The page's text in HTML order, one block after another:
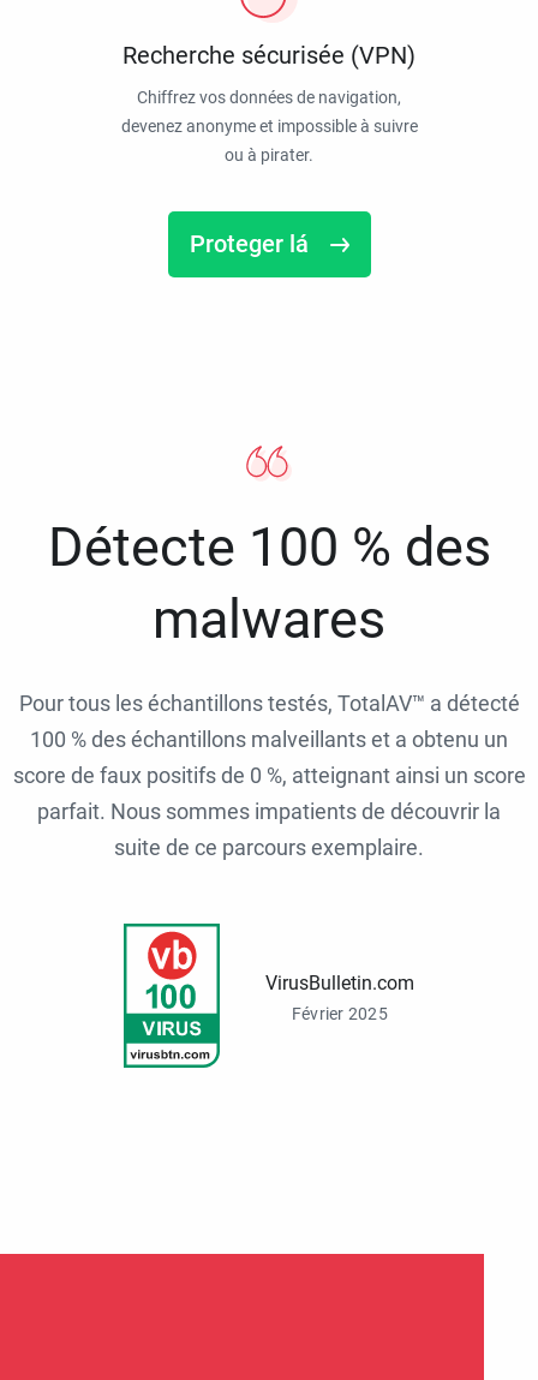
Recherche sécurisée (VPN)
Chiffrez vos données de navigation,
devenez anonyme et impossible à suivre
ou à pirater.
Proteger lá
Détecte 100 % des
malwares
Pour tous les échantillons testés, TotalAV™ a détecté
100 % des échantillons malveillants et a obtenu un
score de faux positifs de 0 %, atteignant ainsi un score
parfait. Nous sommes impatients de découvrir la
suite de ce parcours exemplaire.
VirusBulletin.com
Février 2025